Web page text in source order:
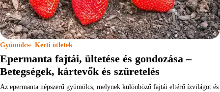
Gyümölcs Kerti ötletek
Epermanta fajtái, ültetése és gondozása –
Betegségek, kártevők és szüretelés
Az epermanta népszerű gyümölcs, melynek különböző fajtái eltérő ízvilágot és